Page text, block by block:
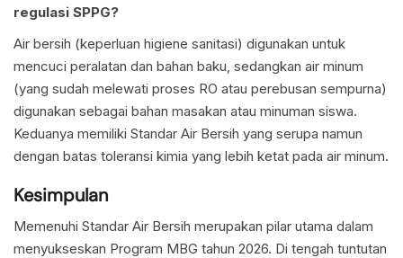
regulasi SPPG?
Air bersih (keperluan higiene sanitasi) digunakan untuk
mencuci peralatan dan bahan baku, sedangkan air minum
(yang sudah melewati proses RO atau perebusan sempurna)
digunakan sebagai bahan masakan atau minuman siswa.
Keduanya memiliki Standar Air Bersih yang serupa namun
dengan batas toleransi kimia yang lebih ketat pada air minum.
Kesimpulan
Memenuhi Standar Air Bersih merupakan pilar utama dalam
menyukseskan Program MBG tahun 2026. Di tengah tuntutan